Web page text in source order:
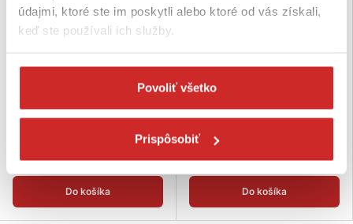
údajmi, ktoré ste im poskytli alebo ktoré od vás získali,
keď ste používali ich služby.
Povoliť všetko
Prispôsobiť
Dĺžka (m): 3 m
Skladom 10 ks
Do košíka
133,33 €
Dĺžka (m): 2,5 m
Farba: červená
Skladom 10 ks
Do košíka